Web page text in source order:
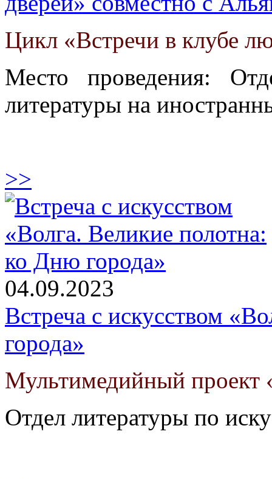
Цикл «Встречи в клубе
Место проведения:
литературы на
>>
04.09.2023
Встреча с искусством
города»
Мультимедийный проект
Отдел литературы по